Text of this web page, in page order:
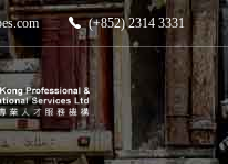
(+852) 2314 3331